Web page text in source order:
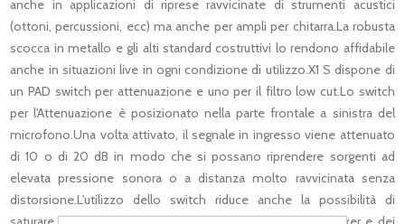
anche in applicazioni di riprese ravvicinate di strumenti acustici
(ottoni, percussioni, ecc) ma anche per ampli per chitarra.La robusta
scocca in metallo e gli alti standard costruttivi lo rendono affidabile
anche in situazioni live in ogni condizione di utilizzo.X1 S dispone di
un PAD switch per attenuazione e uno per il filtro low cut.Lo switch
per l'Attenuazione è posizionato nella parte frontale a sinistra del
microfono.Una volta attivato, il segnale in ingresso viene attenuato
di 10 o di 20 dB in modo che si possano riprendere sorgenti ad
elevata pressione sonora o a distanza molto ravvicinata senza
distorsione.L'utilizzo dello switch riduce anche la possibilità di